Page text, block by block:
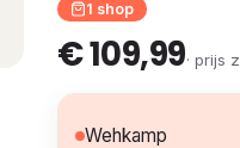
1 shop
€ 109,99· prijs
Wehkamp